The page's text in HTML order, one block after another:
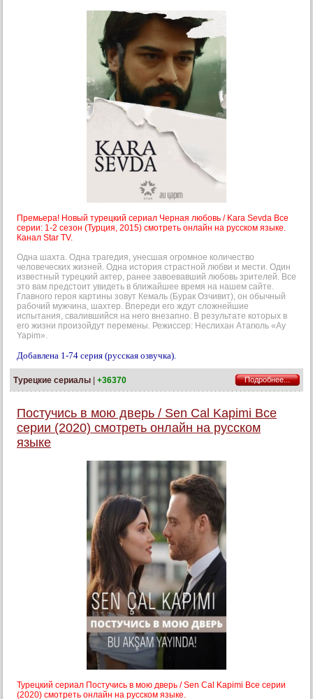
Премьера! Новый турецкий сериал Черная любовь / Kara Sevda Все
серии: 1-2 сезон (Турция, 2015) смотреть онлайн на русском языке.
Канал Star TV.
Одна шахта. Одна трагедия, унесшая огромное количество
человеческих жизней. Одна история страстной любви и мести. Один
известный турецкий актер, ранее завоевавший любовь зрителей. Все
это вам предстоит увидеть в ближайшее время на нашем сайте.
Главного героя картины зовут Кемаль (Бурак Озчивит), он обычный
рабочий мужчина, шахтер. Впереди его ждут сложнейшие
испытания, свалившийся на него внезапно. В результате которых в
его жизни произойдут перемены. Режиссер: Неслихан Атагюль «Ay
Yapim».
Добавлена 1-74 серия (русская озвучка).
Турецкие сериалы +36370 Подробнее...
Постучись в мою дверь / Sen Cal Kapimi Все
серии (2020) смотреть онлайн на русском
языке
Турецкий сериал Постучись в мою дверь / Sen Cal Kapimi Все серии
(2020) смотреть онлайн на русском языке.